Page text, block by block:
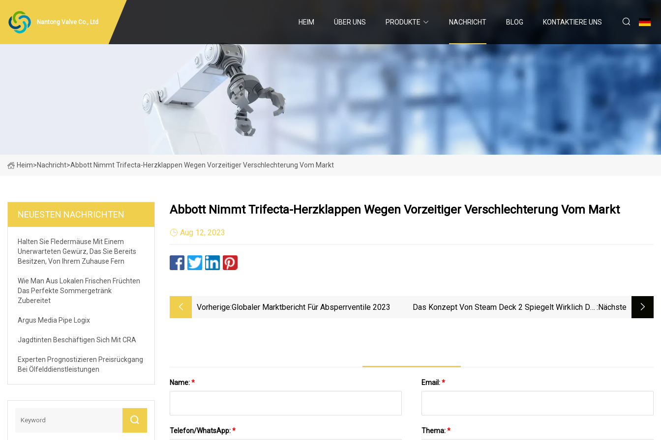
Nantong Valve Co., Ltd HEIM ÜBER UNS PRODUKTE NACHRICHT BLOG KONTAKTIERE UNS
Heim>Nachricht>Abbott Nimmt Trifecta-Herzklappen Wegen Vorzeitiger Verschlechterung Vom Markt
NEUESTEN NACHRICHTEN
Halten Sie Fledermäuse Mit Einem
Unerwarteten Gewürz, Das Sie Bereits
Besitzen, Von Ihrem Zuhause Fern
Wie Man Aus Lokalen Frischen Früchten
Das Perfekte Sommergetränk
Zubereitet
Argus Media Pipe Logix
Jagdtinten Beschäftigen Sich Mit CRA
Experten Prognostizieren Preisrückgang
Bei Ölfelddienstleistungen
Abbott Nimmt Trifecta-Herzklappen Wegen Vorzeitiger Verschlechterung Vom Markt
Aug 12, 2023
Vorherige:Globaler Marktbericht Für Absperrventile 2023
Das Konzept Von Steam Deck 2 Spiegelt Wirklich Die :nächste
Name:* Email:*
Telefon/WhatsApp:* Thema:*